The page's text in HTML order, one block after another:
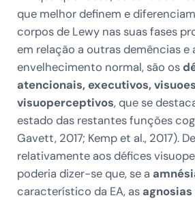
que melhor definem e
corpos de Lewy nas suas fases
em relação a outras demências e
envelhecimento normal, são os
atencionais, executivos,
visuoperceptivos, que se
estado das restantes funções
Gavett, 2017; Kemp et al., 2017).
relativamente aos défices
poderia dizer-se que, se a
característico da EA, as